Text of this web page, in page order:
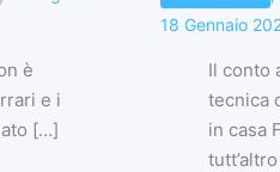
è
e i
[…]
18 Gennaio
Il conto
tecnica
in casa